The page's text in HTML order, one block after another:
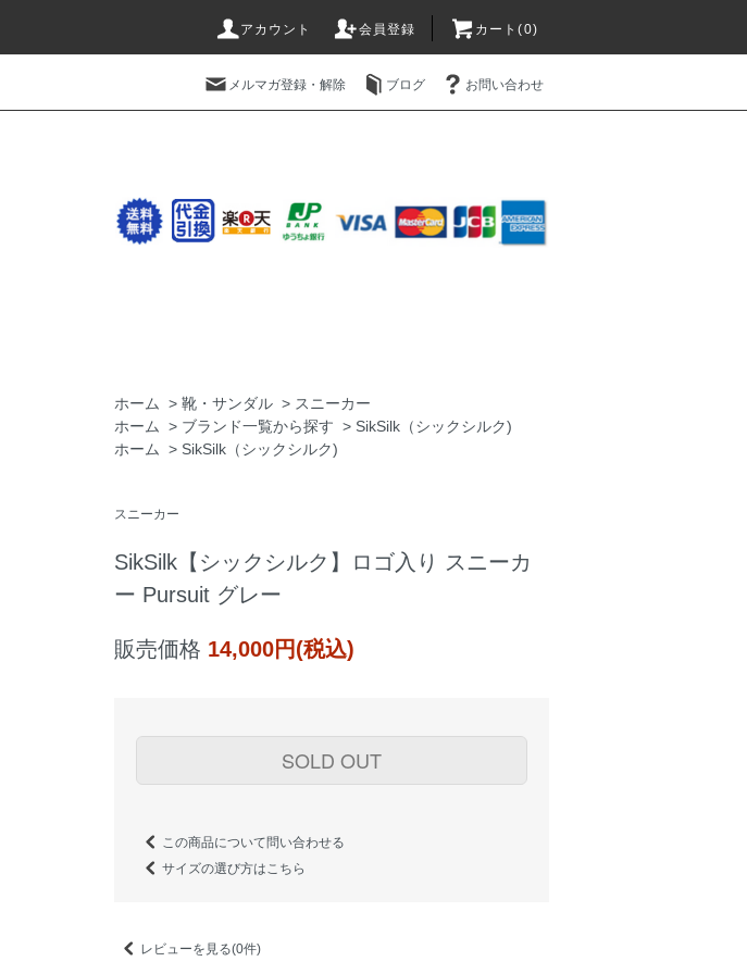
アカウント 会員登録 カート(0)
メルマガ登録・解除 ブログ お問い合わせ
ホーム > 靴・サンダル > スニーカー
ホーム
> ブランド一覧から探す > SikSilk（シックシルク)
ホーム
> SikSilk（シックシルク)
スニーカー
SikSilk【シックシルク】ロゴ入り スニーカ
ー Pursuit グレー
販売価格 14,000円(税込)
SOLD OUT
この商品について問い合わせる
サイズの選び方はこちら
レビューを見る(0件)